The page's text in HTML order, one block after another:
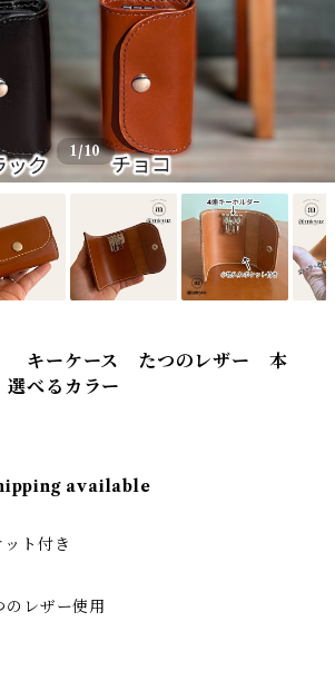
1/10
キーケース たつのレザー 本
べるカラー
available
ット付き
のレザー使用